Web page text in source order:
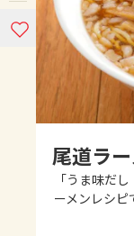
コンテ
レシピ
よくあ
ピーマン
尾道ラ
「うま味だ
ーメンレシピ